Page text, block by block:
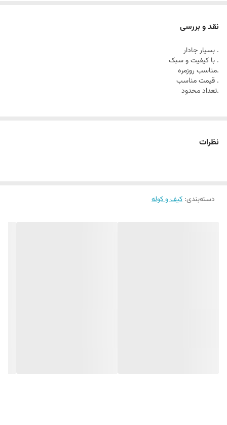
نقد و بررسی
. بسیار جادار
. با کیفیت و سبک
.مناسب روزمره
. قیمت مناسب
.تعداد محدود
نظرات
دسته‌بندی: کیف و کوله